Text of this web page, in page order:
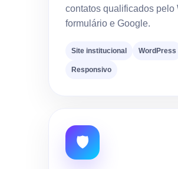
contatos qualificados pelo
formulário e Google.
Site institucional WordPress
Responsivo
🛡️